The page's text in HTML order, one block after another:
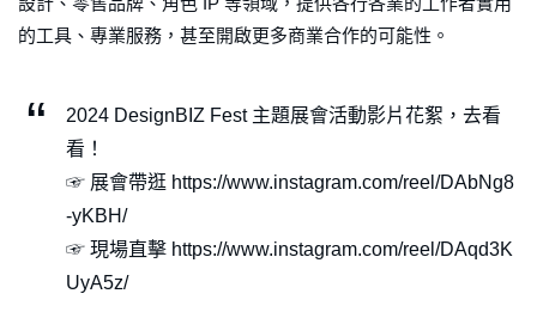
的工具、專業服務，甚至開啟更多商業合作的可能性。
2024 DesignBIZ Fest 主題展會活動影片花絮，去看
看！
☞ 展會帶逛 https://www.instagram.com/reel/DAbNg8
-yKBH/
☞ 現場直擊 https://www.instagram.com/reel/DAqd3K
UyA5z/